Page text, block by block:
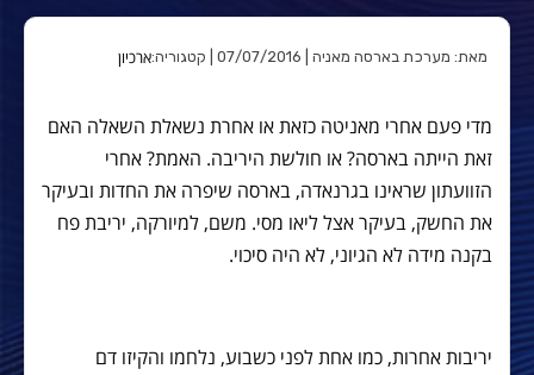
מאת: מערכת בארסה מאניה | 07/07/2016 | קטגוריה: ארכיון
מדי פעם אחרי מאניטה כזאת או אחרת נשאלת השאלה האם
זאת הייתה בארסה? או חולשת היריבה. האמת? אחרי
הזוועתון שראינו בגרנאדה, בארסה שיפרה את החדות ובעיקר
את החשק, בעיקר אצל ליאו מסי. משם, למיורקה, יריבת פח
בקנה מידה לא הגיוני, לא היה סיכוי.
יריבות אחרות, כמו אחת לפני כשבוע, נלחמו והקיזו דם